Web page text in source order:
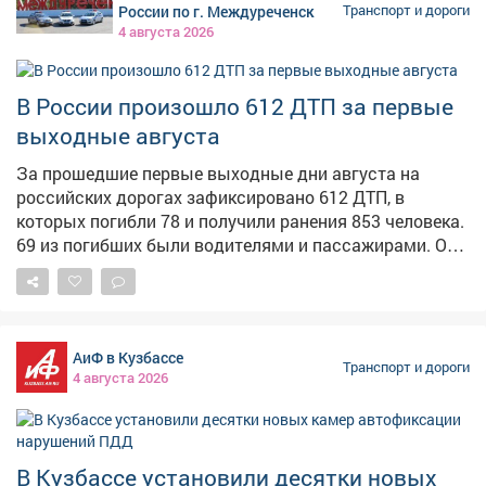
обеспечивают транспортную доступность между
учреждениями. Поручил дорожным строителям не
снижать темп. При этом качество остается главным
критерием - это жестко контролируем на приемочной
диагностике. А если дефекты становятся заметны
позднее, обязываем подрядчиков восстановить все
за свой счет.
России по г. Междуреченск
4 августа 2026
Транспорт и дороги
В России произошло 612 ДТП за первые
выходные августа
За прошедшие первые выходные дни августа на
российских дорогах зафиксировано 612 ДТП, в
которых погибли 78 и получили ранения 853 человека.
69 из погибших были водителями и пассажирами. Об
этом 3 августа «Известиям» сообщили в
Госавтоинспекции МВД России. В Ульяновской
время на 163 км региональной автодороги «Цильна -
Шумовка» решил проскочить регулируемый
железнодорожный переезд на запрещающий ему
движение сигнал светофора, но столкнулся с
локомотивом товарного поезда. В ДТП погибли
АиФ в Кузбассе
4 августа 2026
Транспорт и дороги
В Кузбассе установили десятки новых